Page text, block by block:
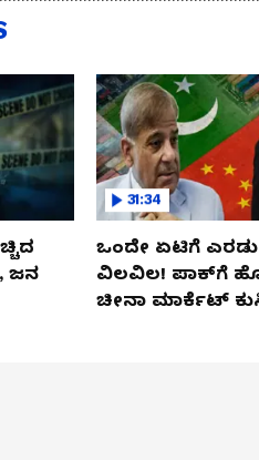
ಜನ
31:34
ಒಂದೇ ಏಟಿಗೆ
ವಿಲವಿಲ! ಪಾಕ್​​ಗೆ
ಚೀನಾ ಮಾರ್ಕೆಟ್​